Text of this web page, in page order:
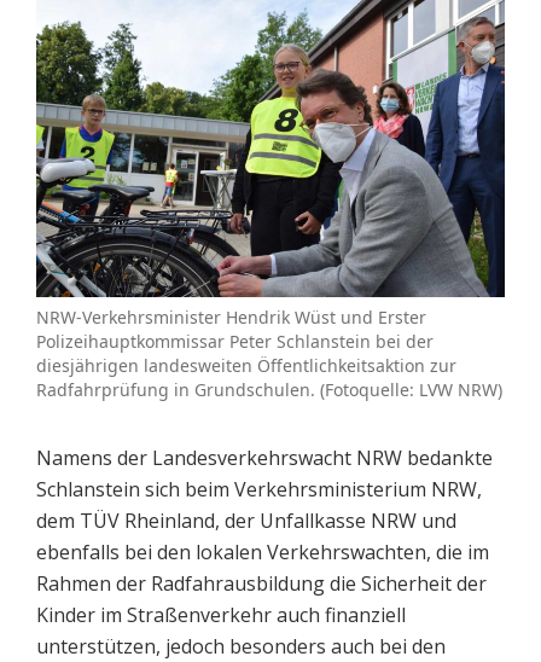
NRW-Verkehrsminister Hendrik Wüst und Erster
Polizeihauptkommissar Peter Schlanstein bei der
diesjährigen landesweiten Öffentlichkeitsaktion zur
Radfahrprüfung in Grundschulen. (Fotoquelle: LVW NRW)
Namens der Landesverkehrswacht NRW bedankte
Schlanstein sich beim Verkehrsministerium NRW,
dem TÜV Rheinland, der Unfallkasse NRW und
ebenfalls bei den lokalen Verkehrswachten, die im
Rahmen der Radfahrausbildung die Sicherheit der
Kinder im Straßenverkehr auch finanziell
unterstützen, jedoch besonders auch bei den